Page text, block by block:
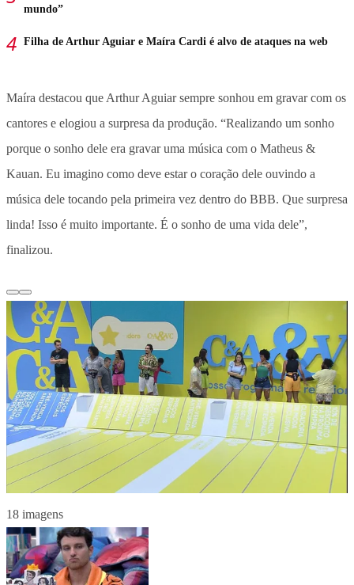
mundo”
Filha de Arthur Aguiar e Maíra Cardi é alvo de ataques na web
Maíra destacou que Arthur Aguiar sempre sonhou em gravar com os
cantores e elogiou a surpresa da produção. “Realizando um sonho
porque o sonho dele era gravar uma música com o Matheus &
Kauan. Eu imagino como deve estar o coração dele ouvindo a
música dele tocando pela primeira vez dentro do BBB. Que surpresa
linda! Isso é muito importante. É o sonho de uma vida dele”,
finalizou.
18 imagens